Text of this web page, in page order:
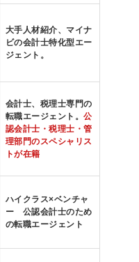
大手人材紹介、マイナ
ビの会計士特化型エー
ジェント。
会計士、税理士専門の
転職エージェント。公
認会計士・税理士・管
理部門のスペシャリス
トが在籍
ハイクラス×ベンチャ
ー 公認会計士のため
の転職エージェント